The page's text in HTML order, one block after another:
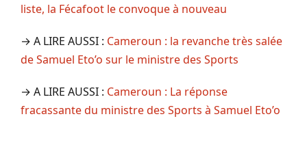
liste, la Fécafoot le convoque à nouveau
→ A LIRE AUSSI : Cameroun : la revanche très salée
de Samuel Eto’o sur le ministre des Sports
→ A LIRE AUSSI : Cameroun : La réponse
fracassante du ministre des Sports à Samuel Eto’o